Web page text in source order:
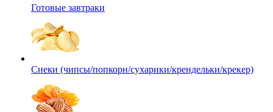
Готовые завтраки
Снеки (чипсы/попкорн/сухарики/крендельки/крекер)